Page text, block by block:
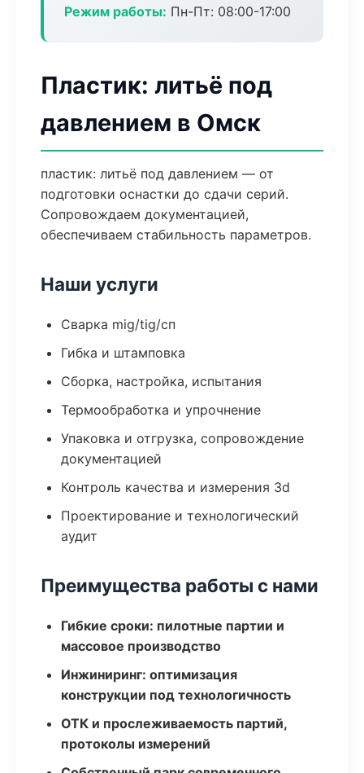
Режим работы: Пн-Пт: 08:00-17:00
Пластик: литьё под
давлением в Омск
пластик: литьё под давлением — от
подготовки оснастки до сдачи серий.
Сопровождаем документацией,
обеспечиваем стабильность параметров.
Наши услуги
Сварка mig/tig/сп
Гибка и штамповка
Сборка, настройка, испытания
Термообработка и упрочнение
Упаковка и отгрузка, сопровождение
документацией
Контроль качества и измерения 3d
Проектирование и технологический
аудит
Преимущества работы с нами
Гибкие сроки: пилотные партии и
массовое производство
Инжиниринг: оптимизация
конструкции под технологичность
ОТК и прослеживаемость партий,
протоколы измерений